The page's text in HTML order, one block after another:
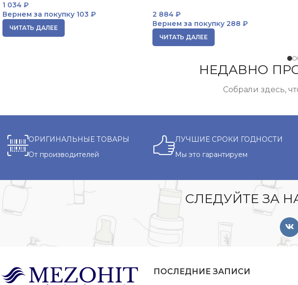
1 034 ₽
Вернем за покупку 103 ₽
ЧИТАТЬ ДАЛЕЕ
2 884 ₽
Вернем за покупку288 ₽
ЧИТАТЬ ДАЛЕЕ
НЕДАВНО
Собрали здесь,
ОРИГИНАЛЬНЫЕ ТОВАРЫ
От производителей
ЛУЧШИЕ СРОКИ ГОДНОСТИ
Мы это гарантируем
СЛЕДУЙТЕ ЗА
ПОСЛЕДНИЕ ЗАПИСИ